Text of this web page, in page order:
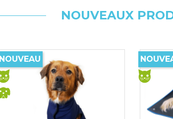
NOUVEAUX
NOUVEAU